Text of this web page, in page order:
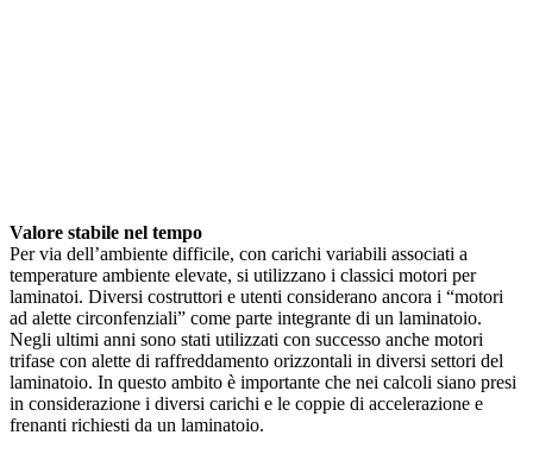
Valore stabile nel tempo
Per via dell’ambiente difficile, con carichi variabili associati a
temperature ambiente elevate, si utilizzano i classici motori per
laminatoi. Diversi costruttori e utenti considerano ancora i “motori
ad alette circonfenziali” come parte integrante di un laminatoio.
Negli ultimi anni sono stati utilizzati con successo anche motori
trifase con alette di raffreddamento orizzontali in diversi settori del
laminatoio. In questo ambito è importante che nei calcoli siano presi
in considerazione i diversi carichi e le coppie di accelerazione e
frenanti richiesti da un laminatoio.